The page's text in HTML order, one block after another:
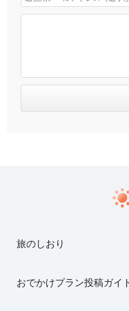
旅のしおり
おでかけプラン投稿ガイ